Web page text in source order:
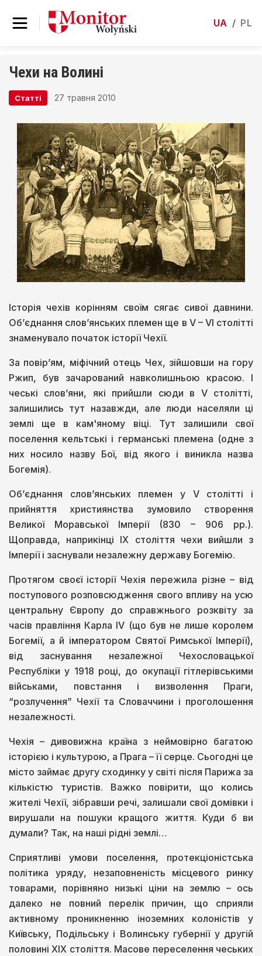
UA / PL
Чехи на Волині
Статті 27 травня 2010
Історія чехів корінням своїм сягає сивої давнини.
Об’єднання слов’янських племен ще в V – VI столітті
знаменувало початок історії Чехії.
За повір’ям, міфічний отець Чех, зійшовши на гору
Ржип, був зачарований навколишньою красою. І
чеські слов’яни, які прийшли сюди в V столітті,
залишились тут назавжди, але люди населяли ці
землі ще в кам'яному віці. Тут залишили свої
поселення кельтські і германські племена (одне з
них носило назву Бої, від якого і виникла назва
Богемія).
Об’єднання слов’янських племен у V столітті і
прийняття християнства зумовило створення
Великої Моравської Імперії (830 – 906 рр.).
Щоправда, наприкінці ІХ століття чехи вийшли з
Імперії і заснували незалежну державу Богемію.
Протягом своєї історії Чехія пережила різне – від
поступового розповсюдження свого впливу на усю
центральну Європу до справжнього розквіту за
часів правління Карла IV (що був не лише королем
Богемії, а й імператором Святої Римської Імперії),
від заснування незалежної Чехословацької
Республіки у 1918 році, до окупації гітлерівськими
військами, повстання і визволення Праги,
“розлучення” Чехії та Словаччини і проголошення
незалежності.
Чехія – дивовижна країна з неймовірно багатою
історією і культурою, а Прага – її серце. Сьогодні це
місто займає другу сходинку у світі після Парижа за
кількістю туристів. Важко повірити, що колись
жителі Чехії, зібравши речі, залишали свої домівки і
вирушали на пошуки кращого життя. Куди б ви
думали? Так, на наші рідні землі…
Сприятливі умови поселення, протекціоністська
політика уряду, незаповненість місцевого ринку
товарами, порівняно низькі ціни на землю – ось
далеко не повний перелік причин, що сприяли
активному проникненню іноземних колоністів у
Київську, Подільську і Волинську губернії у другій
половині ХІХ століття. Масове переселення чеських